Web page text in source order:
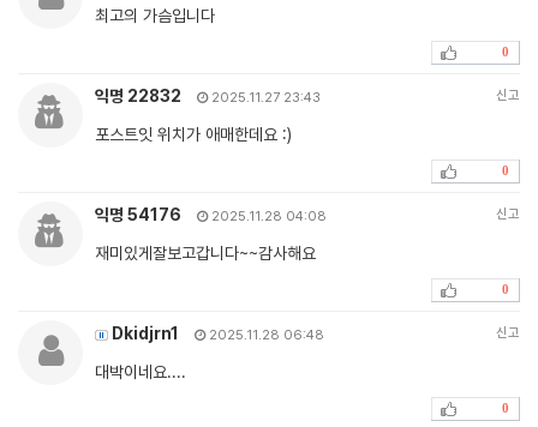
최고의 가슴입니다
0
익명 22832 2025.11.27 23:43 신고
포스트잇 위치가 애매한데요 :)
0
익명 54176 2025.11.28 04:08 신고
재미있게잘보고갑니다~~감사해요
0
Dkidjrn1 2025.11.28 06:48 신고
대박이네요....
0